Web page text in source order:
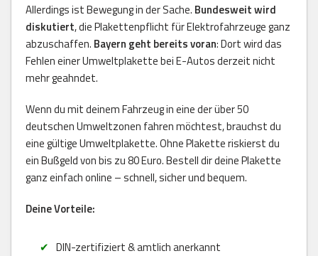
Allerdings ist Bewegung in der Sache. Bundesweit wird
diskutiert, die Plakettenpflicht für Elektrofahrzeuge ganz
abzuschaffen. Bayern geht bereits voran: Dort wird das
Fehlen einer Umweltplakette bei E-Autos derzeit nicht
mehr geahndet.
Wenn du mit deinem Fahrzeug in eine der über 50
deutschen Umweltzonen fahren möchtest, brauchst du
eine gültige Umweltplakette. Ohne Plakette riskierst du
ein Bußgeld von bis zu 80 Euro. Bestell dir deine Plakette
ganz einfach online – schnell, sicher und bequem.
Deine Vorteile:
DIN-zertifiziert & amtlich anerkannt